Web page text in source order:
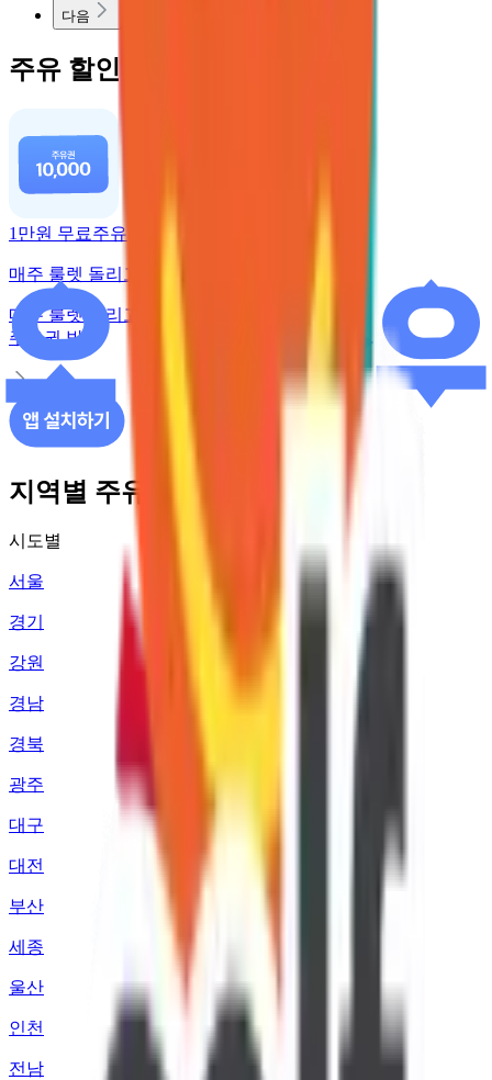
다음
주유 할인 혜택
1만원 무료주유
매주 룰렛 돌리고 주유권 받기
매주 룰렛 돌리고
주유권 받기
지역별 주유소 가격 정보
시도별
서울
경기
강원
경남
경북
광주
대구
대전
부산
세종
울산
인천
전남